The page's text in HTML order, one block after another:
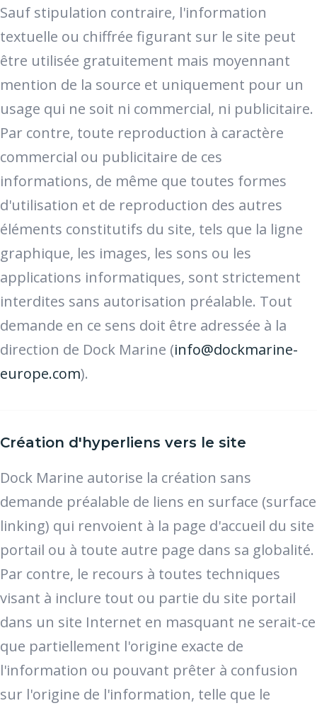
Sauf stipulation contraire, l'information
textuelle ou chiffrée figurant sur le site peut
être utilisée gratuitement mais moyennant
mention de la source et uniquement pour un
usage qui ne soit ni commercial, ni publicitaire.
Par contre, toute reproduction à caractère
commercial ou publicitaire de ces
informations, de même que toutes formes
d'utilisation et de reproduction des autres
éléments constitutifs du site, tels que la ligne
graphique, les images, les sons ou les
applications informatiques, sont strictement
interdites sans autorisation préalable. Tout
demande en ce sens doit être adressée à la
direction de Dock Marine (info@dockmarine-
europe.com).
Création d'hyperliens vers le site
Dock Marine autorise la création sans
demande préalable de liens en surface (surface
linking) qui renvoient à la page d'accueil du site
portail ou à toute autre page dans sa globalité.
Par contre, le recours à toutes techniques
visant à inclure tout ou partie du site portail
dans un site Internet en masquant ne serait-ce
que partiellement l'origine exacte de
l'information ou pouvant prêter à confusion
sur l'origine de l'information, telle que le